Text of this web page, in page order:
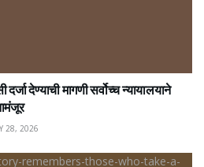
दर्जा देण्याची मागणी सर्वोच्च न्यायालयाने
28, 2026